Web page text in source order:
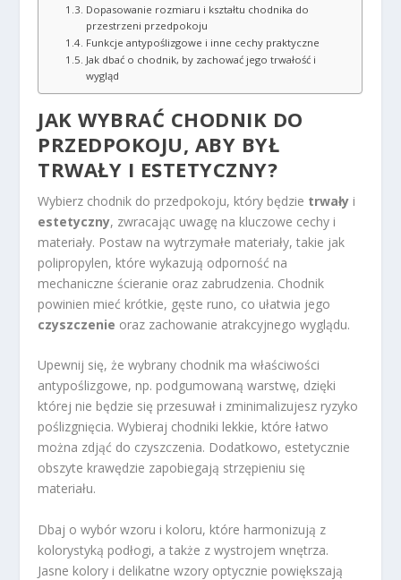
Dopasowanie rozmiaru i kształtu chodnika do
przestrzeni przedpokoju
Funkcje antypoślizgowe i inne cechy praktyczne
Jak dbać o chodnik, by zachować jego trwałość i
wygląd
JAK WYBRAĆ CHODNIK DO
PRZEDPOKOJU, ABY BYŁ
TRWAŁY I ESTETYCZNY?
Wybierz chodnik do przedpokoju, który będzie trwały i
estetyczny, zwracając uwagę na kluczowe cechy i
materiały. Postaw na wytrzymałe materiały, takie jak
polipropylen, które wykazują odporność na
mechaniczne ścieranie oraz zabrudzenia. Chodnik
powinien mieć krótkie, gęste runo, co ułatwia jego
czyszczenie oraz zachowanie atrakcyjnego wyglądu.
Upewnij się, że wybrany chodnik ma właściwości
antypoślizgowe, np. podgumowaną warstwę, dzięki
której nie będzie się przesuwał i zminimalizujesz ryzyko
poślizgnięcia. Wybieraj chodniki lekkie, które łatwo
można zdjąć do czyszczenia. Dodatkowo, estetycznie
obszyte krawędzie zapobiegają strzępieniu się
materiału.
Dbaj o wybór wzoru i koloru, które harmonizują z
kolorystyką podłogi, a także z wystrojem wnętrza.
Jasne kolory i delikatne wzory optycznie powiększają